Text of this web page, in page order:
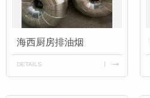
海西厨房排油烟
DETAILS